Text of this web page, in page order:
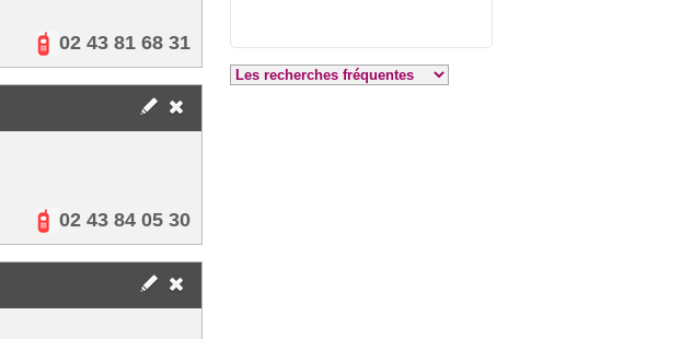
02 43 81 68 31
02 43 84 05 30